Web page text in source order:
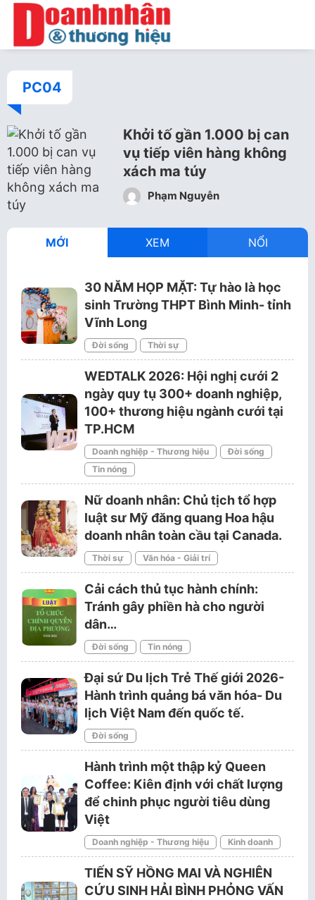
PC04
Khởi tố gần 1.000 bị can
vụ tiếp viên hàng không
xách ma túy
Phạm Nguyễn
MỚI XEM NỔI
30 NĂM HỌP MẶT: Tự hào là học
sinh Trường THPT Bình Minh- tỉnh
Vĩnh Long
Đời sống Thời sự
WEDTALK 2026: Hội nghị cưới 2
ngày quy tụ 300+ doanh nghiệp,
100+ thương hiệu ngành cưới tại
TP.HCM
Doanh nghiệp - Thương hiệu
Đời sống
Tin nóng
Nữ doanh nhân: Chủ tịch tổ hợp
luật sư Mỹ đăng quang Hoa hậu
doanh nhân toàn cầu tại Canada.
Thời sự Văn hóa - Giải trí
Cải cách thủ tục hành chính:
Tránh gây phiền hà cho người
dân…
Đời sống Tin nóng
Đại sứ Du lịch Trẻ Thế giới 2026-
Hành trình quảng bá văn hóa- Du
lịch Việt Nam đến quốc tế.
Đời sống
Hành trình một thập kỷ Queen
Coffee: Kiên định với chất lượng
để chinh phục người tiêu dùng
Việt
Doanh nghiệp - Thương hiệu Kinh doanh
TIẾN SỸ HỒNG MAI VÀ NGHIÊN
CỨU SINH HẢI BÌNH PHỎNG VẤN